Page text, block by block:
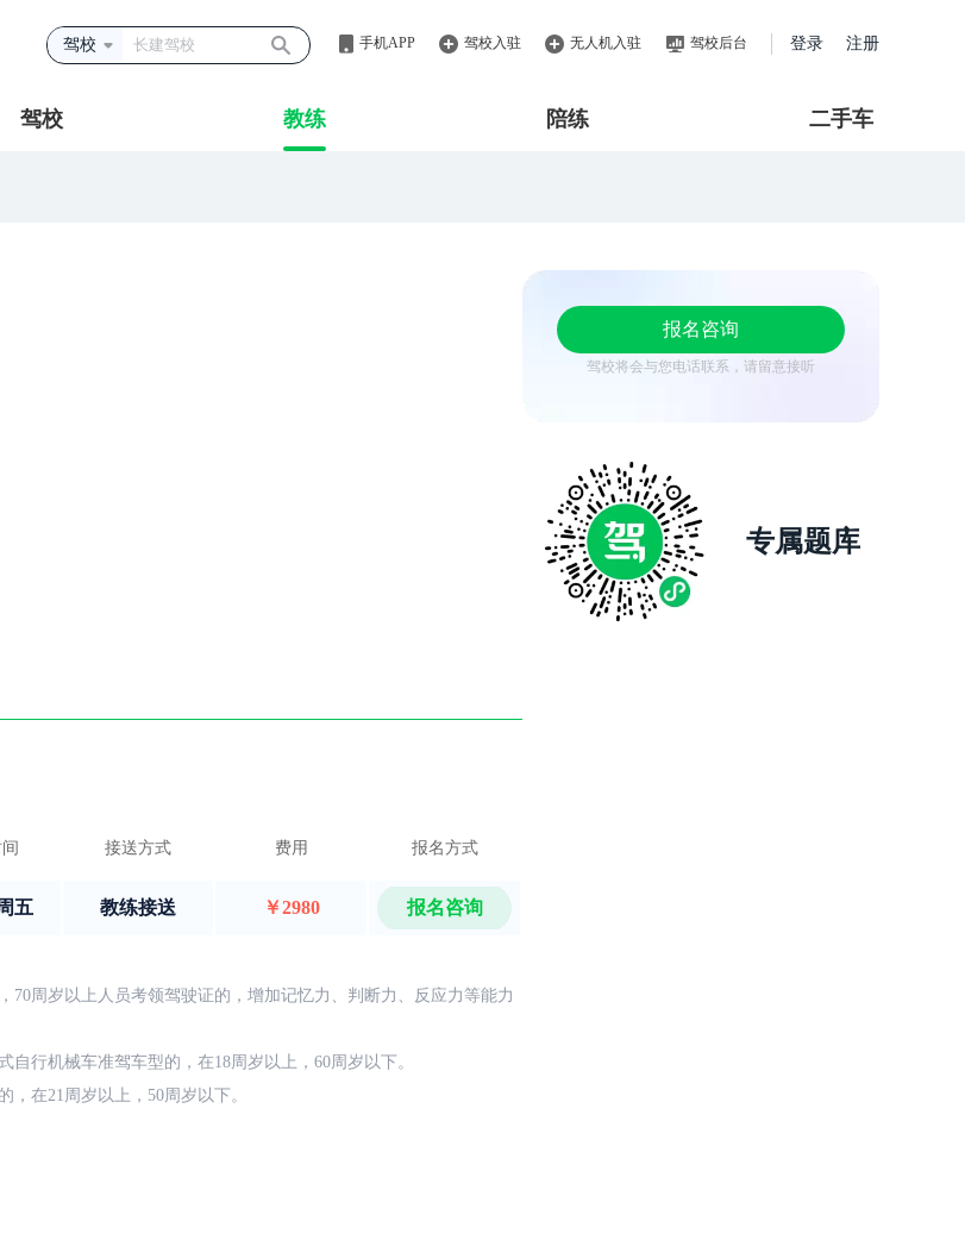
驾校 手机APP 驾校入驻 无人机入驻 驾校后台 登录 注册
驾校 教练 陪练 二手车
报名咨询
驾校将会与您电话联系，请留意接听
专属题库
接送方式 费用 报名方式
五 教练接送 ￥2980 报名咨询
周岁以上人员考领驾驶证的，增加记忆力、判断力、反应力等能力
行机械车准驾车型的，在18周岁以上，60周岁以下。
在21周岁以上，50周岁以下。